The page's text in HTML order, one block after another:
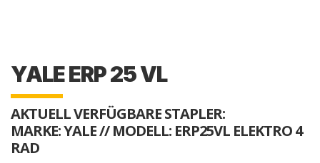
YALE ERP 25 VL
AKTUELL VERFÜGBARE STAPLER:
MARKE: YALE // MODELL: ERP25VL ELEKTRO 4
RAD